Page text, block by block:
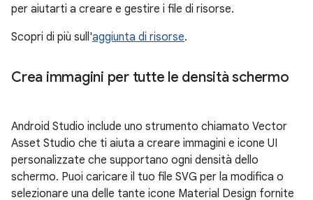
per aiutarti a creare e gestire i file di risorse.
Scopri di più sull'aggiunta di risorse.
Crea immagini per tutte le densità schermo
Android Studio include uno strumento chiamato Vector
Asset Studio che ti aiuta a creare immagini e icone UI
personalizzate che supportano ogni densità dello
schermo. Puoi caricare il tuo file SVG per la modifica o
selezionare una delle tante icone Material Design fornite